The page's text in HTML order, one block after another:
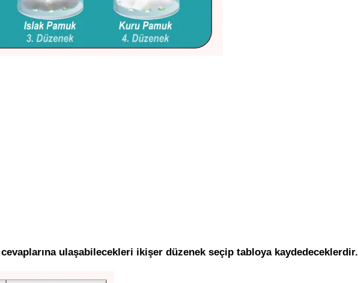
ulaşabilecekleri ikişer düzenek seçip tabloya kaydedeceklerdir.